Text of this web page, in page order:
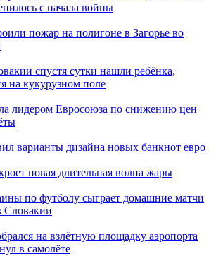
с начала войны
пожар на полигоне в Загорье во
спустя сутки нашли ребёнка,
на кукурузном поле
лидером Евросоюза по снижению цен
варианты дизайна новых банкнот евро
новая длительная волна жары
по футболу сыграет домашние матчи
Словакии
на взлётную площадку аэропорта
в самолёте